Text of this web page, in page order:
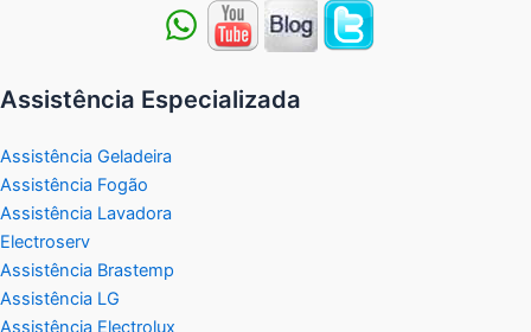
Assistência Especializada
Assistência Geladeira
Assistência Fogão
Assistência Lavadora
Electroserv
Assistência Brastemp
Assistência LG
Assistência Electrolux